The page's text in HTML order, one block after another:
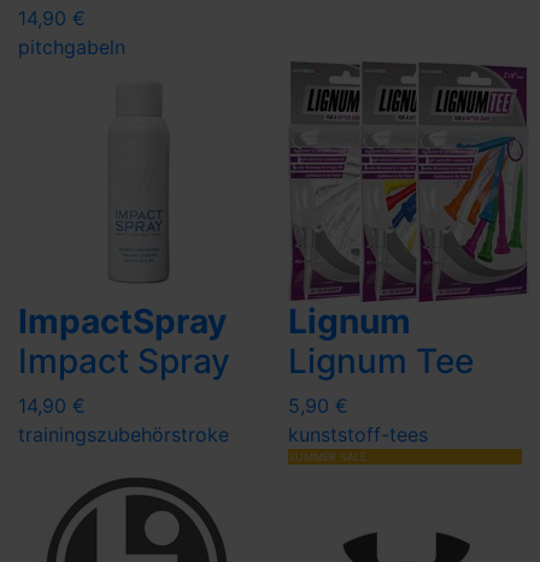
14,90 €
pitchgabeln
ImpactSpray
Impact Spray
14,90 €
trainingszubehörstroke
Lignum
Lignum Tee
5,90 €
kunststoff-tees
SUMMER SALE